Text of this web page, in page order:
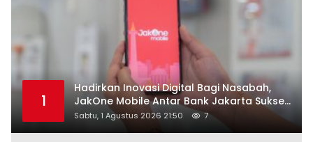
1
Hadirkan Inovasi Digital Bagi Nasabah,
JakOne Mobile Antar Bank Jakarta Sukses
Raih Digital Excellence Awards 2026
Sabtu, 1 Agustus 2026 21:50 7